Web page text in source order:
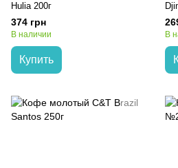
Hulia 200г
374 грн
В наличии
Купить
В